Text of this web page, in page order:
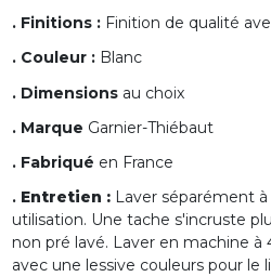
. Finitions : Finition de qualité
. Couleur :Blanc
. Dimensionsau choix
. Marque Garnier-Thiébaut
. Fabriqué en France
. Entretien : Laver séparément
utilisation. Une tache s'incruste
non pré lavé. Laver en machine
avec une lessive couleurs pour le